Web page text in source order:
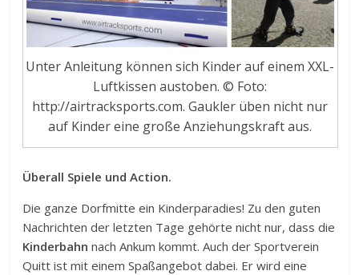
Unter Anleitung können sich Kinder auf einem XXL-
Luftkissen austoben. © Foto:
http://airtracksports.com. Gaukler üben nicht nur
auf Kinder eine große Anziehungskraft aus.
Überall Spiele und Action.
Die ganze Dorfmitte ein Kinderparadies! Zu den guten
Nachrichten der letzten Tage gehörte nicht nur, dass die
Kinderbahn nach Ankum kommt. Auch der Sportverein
Quitt ist mit einem Spaßangebot dabei. Er wird eine